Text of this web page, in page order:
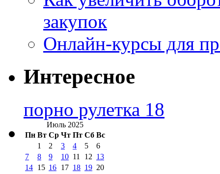
закупок
Онлайн-курсы для
Интересное
порно рулетка 18
Июль 2025
Пн Вт Ср Чт Пт Сб Вс
1
2 3 4 5
6
7
8 9 10 11 12 13
14 15 16 17 18 19 20